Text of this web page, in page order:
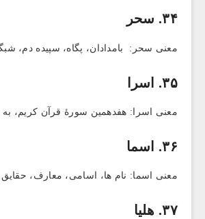
۳۴. سحر
معنی سحر: بامدادان، پگاه، سپیده دم،
۳۵. اسرا
معنی اسرا: هفدهمین سورۀ قرآن کریم،
۳۶. اسما
معنی اسما: نام ها، اسامی، معارف، حقایق
۳۷. هلیا